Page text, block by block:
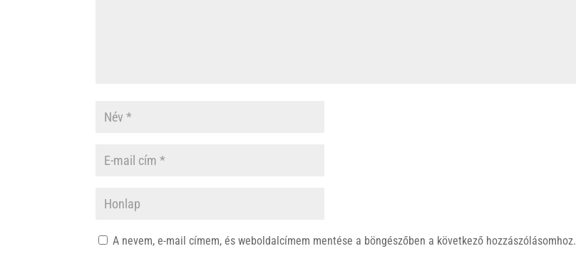
A nevem, e-mail címem, és weboldalcímem mentése a böngészőben a következő hozzászólásomhoz.